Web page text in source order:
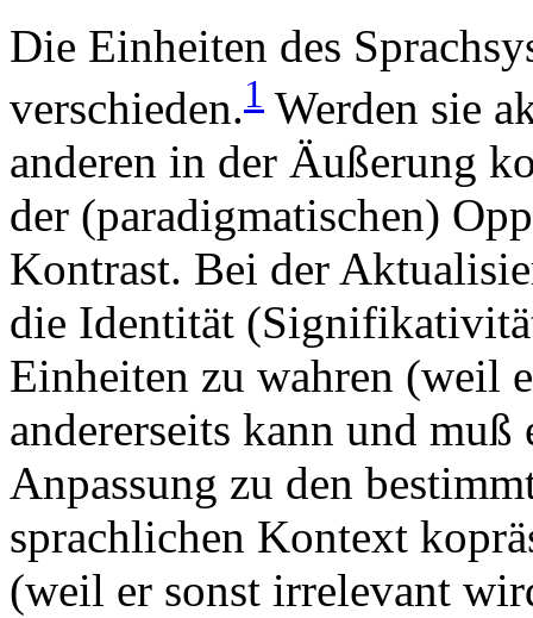
Die Einheiten des
verschieden.1 Werden sie
anderen in der Äußerung
der (paradigmatischen)
Kontrast. Bei der
die Identität
Einheiten zu wahren (weil
andererseits kann und
Anpassung zu den
sprachlichen Kontext
(weil er sonst irrelevant